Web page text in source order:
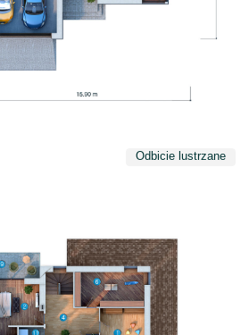
Odbicie lustrzane